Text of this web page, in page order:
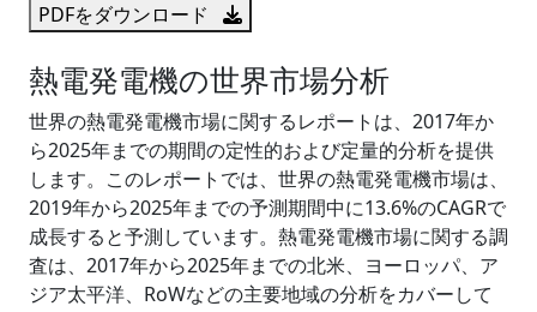
PDFをダウンロード
熱電発電機の世界市場分析
世界の熱電発電機市場に関するレポートは、2017年か
ら2025年までの期間の定性的および定量的分析を提供
します。このレポートでは、世界の熱電発電機市場は、
2019年から2025年までの予測期間中に13.6%のCAGRで
成長すると予測しています。熱電発電機市場に関する調
査は、2017年から2025年までの北米、ヨーロッパ、ア
ジア太平洋、RoWなどの主要地域の分析をカバーして